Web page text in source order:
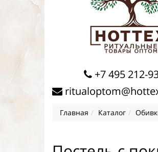
+7 495 212-
Главная Каталог